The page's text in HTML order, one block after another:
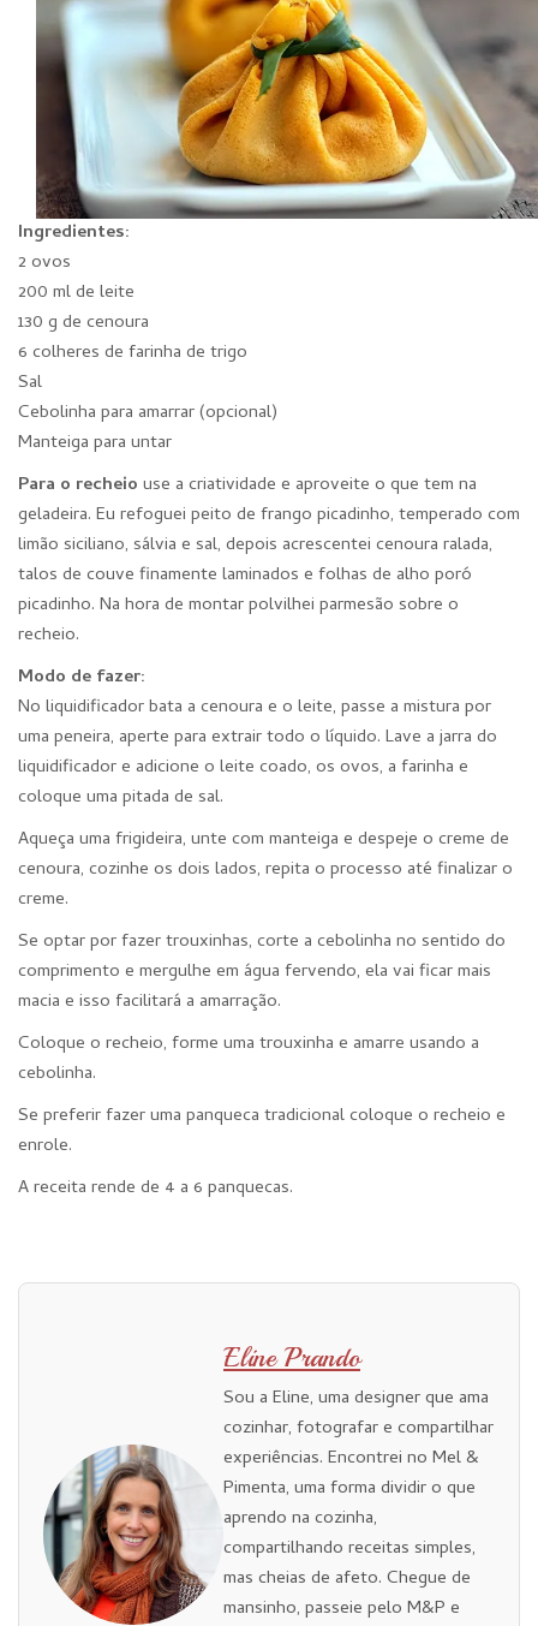
Ingredientes:
2 ovos
200 ml de leite
130 g de cenoura
6 colheres de farinha de trigo
Sal
Cebolinha para amarrar (opcional)
Manteiga para untar
Para o recheio use a criatividade e aproveite o que tem na
geladeira. Eu refoguei peito de frango picadinho, temperado com
limão siciliano, sálvia e sal, depois acrescentei cenoura ralada,
talos de couve finamente laminados e folhas de alho poró
picadinho. Na hora de montar polvilhei parmesão sobre o
recheio.
Modo de fazer:
No liquidificador bata a cenoura e o leite, passe a mistura por
uma peneira, aperte para extrair todo o líquido. Lave a jarra do
liquidificador e adicione o leite coado, os ovos, a farinha e
coloque uma pitada de sal.
Aqueça uma frigideira, unte com manteiga e despeje o creme de
cenoura, cozinhe os dois lados, repita o processo até finalizar o
creme.
Se optar por fazer trouxinhas, corte a cebolinha no sentido do
comprimento e mergulhe em água fervendo, ela vai ficar mais
macia e isso facilitará a amarração.
Coloque o recheio, forme uma trouxinha e amarre usando a
cebolinha.
Se preferir fazer uma panqueca tradicional coloque o recheio e
enrole.
A receita rende de 4 a 6 panquecas.
Eline Prando
Sou a Eline, uma designer que ama
cozinhar, fotografar e compartilhar
experiências. Encontrei no Mel &
Pimenta, uma forma dividir o que
aprendo na cozinha,
compartilhando receitas simples,
mas cheias de afeto. Chegue de
mansinho, passeie pelo M&P e